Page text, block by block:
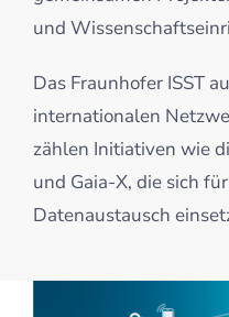
und
Das Fraunhofer ISST
internationalen
zählen Initiativen wie
und Gaia-X, die sich
Datenaustausch